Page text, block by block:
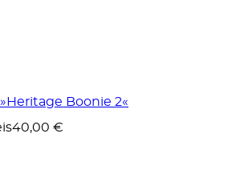
Boonie 2«
40,00 €